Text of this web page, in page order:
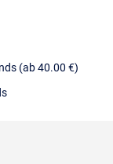
(ab 40.00 €)